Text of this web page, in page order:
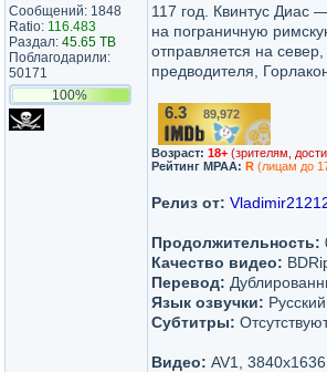
Сообщений: 1848
Ratio: 116.483
Раздал: 45.65 TB
Поблагодарили:
50171
100%
117 год. Квинтус Диас
на пограничную
отправляется на
предводителя,
6.3 89,972
Возраст: 18+ (зрителям,
Рейтинг MPAA: R (лицам до
Релиз от:
Продолжительность:
Качество видео:
Перевод:
Язык озвучки: Русский
Субтитры:
Видео: AV1,